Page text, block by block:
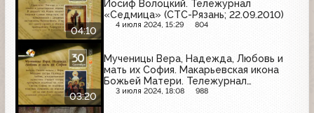
04:10
Иосиф Волоцкий. Тележурнал
«Седмица» (СТС-Рязань; 22.09.2010)
4 июля 2024, 15:29 804
03:20
Мученицы Вера, Надежда, Любовь и
мать их София. Макарьевская икона
Божьей Матери. Тележурнал
«Седмица» (СТС-Рязань; 30.09.2010?)
3 июля 2024, 18:08 988